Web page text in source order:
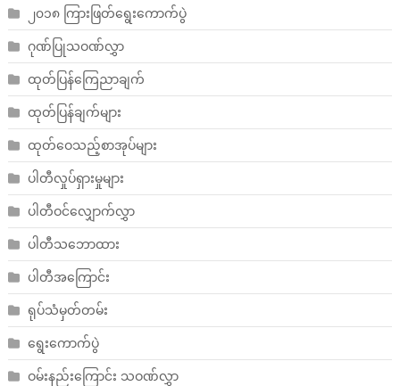
၂၀၁၈ ကြားဖြတ်ရွေးကောက်ပွဲ
ဂုဏ်ပြုသဝဏ်လွှာ
ထုတ်ပြန်ကြေညာချက်
ထုတ်ပြန်ချက်များ
ထုတ်ဝေသည့်စာအုပ်များ
ပါတီလှုပ်ရှားမှုများ
ပါတီဝင်လျှောက်လွှာ
ပါတီသဘောထား
ပါတီအကြောင်း
ရုပ်သံမှတ်တမ်း
ရွေးကောက်ပွဲ
ဝမ်းနည်းကြောင်း သဝဏ်လွှာ